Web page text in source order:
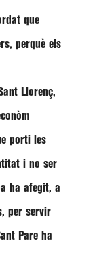
que
perquè els
Llorenç,
porti les
i no ser
ha afegit, a
per servir
Pare ha